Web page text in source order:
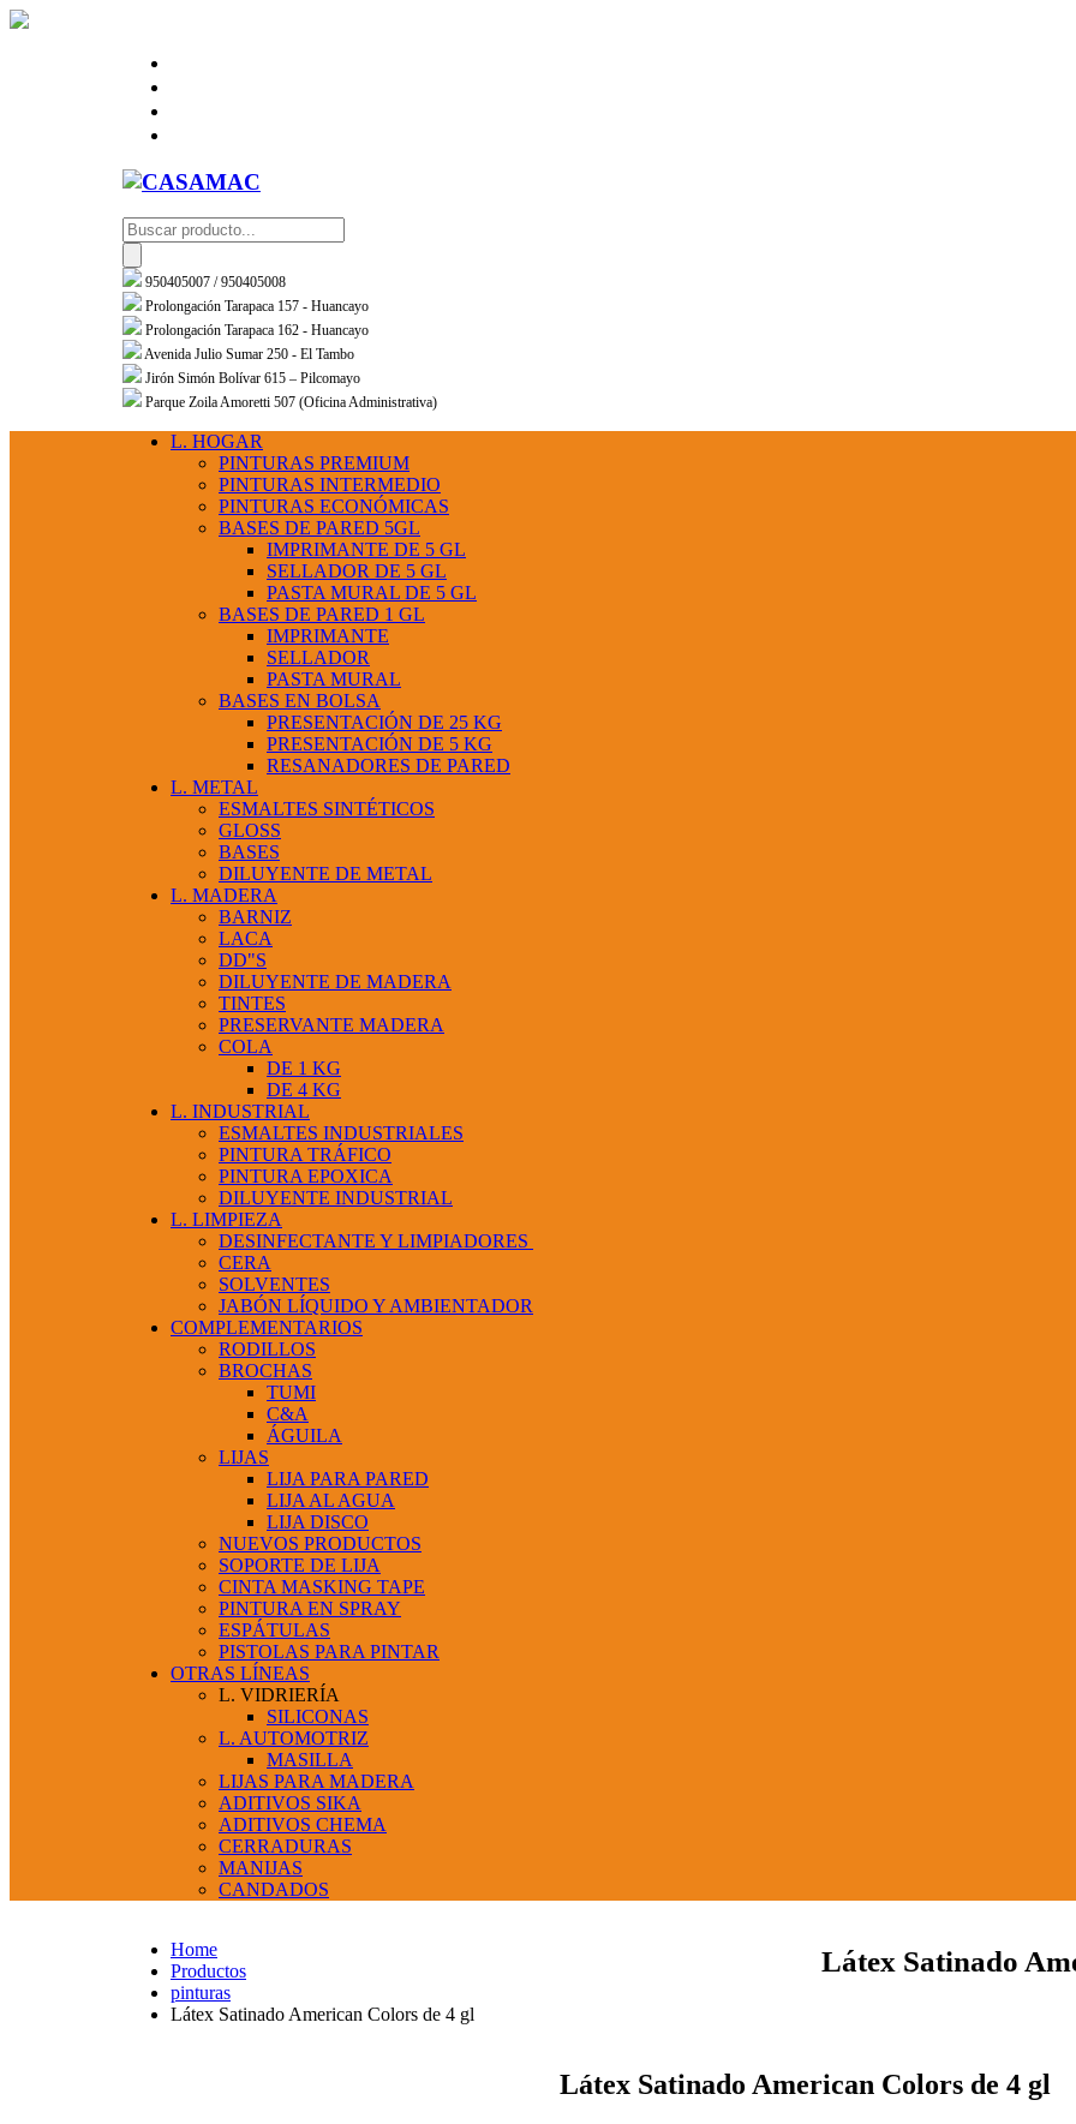
Products
search
950405007 / 950405008
Prolongación Tarapaca 157 - Huancayo
Prolongación Tarapaca 162 - Huancayo
Avenida Julio Sumar 250 - El Tambo
Jirón Simón Bolívar 615 – Pilcomayo
Parque Zoila Amoretti 507 (Oficina Administrativa)
L. HOGAR
PINTURAS PREMIUM
PINTURAS INTERMEDIO
PINTURAS ECONÓMICAS
BASES DE PARED 5GL
IMPRIMANTE DE 5 GL
SELLADOR DE 5 GL
PASTA MURAL DE 5 GL
BASES DE PARED 1 GL
IMPRIMANTE
SELLADOR
PASTA MURAL
BASES EN BOLSA
PRESENTACIÓN DE 25 KG
PRESENTACIÓN DE 5 KG
RESANADORES DE PARED
L. METAL
ESMALTES SINTÉTICOS
GLOSS
BASES
DILUYENTE DE METAL
L. MADERA
BARNIZ
LACA
DD"S
DILUYENTE DE MADERA
TINTES
PRESERVANTE MADERA
COLA
DE 1 KG
DE 4 KG
L. INDUSTRIAL
ESMALTES INDUSTRIALES
PINTURA TRÁFICO
PINTURA EPOXICA
DILUYENTE INDUSTRIAL
L. LIMPIEZA
DESINFECTANTE Y LIMPIADORES
CERA
SOLVENTES
JABÓN LÍQUIDO Y AMBIENTADOR
COMPLEMENTARIOS
RODILLOS
BROCHAS
TUMI
C&A
ÁGUILA
LIJAS
LIJA PARA PARED
LIJA AL AGUA
LIJA DISCO
NUEVOS PRODUCTOS
SOPORTE DE LIJA
CINTA MASKING TAPE
PINTURA EN SPRAY
ESPÁTULAS
PISTOLAS PARA PINTAR
OTRAS LÍNEAS
L. VIDRIERÍA
SILICONAS
L. AUTOMOTRIZ
MASILLA
LIJAS PARA MADERA
ADITIVOS SIKA
ADITIVOS CHEMA
CERRADURAS
MANIJAS
CANDADOS
Home
Productos
pinturas
Látex Satinado American Colors de 4 gl
Látex Satinado
Látex Satinado American Colors de 4 gl